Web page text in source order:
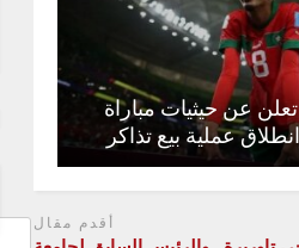
عن حيثيات مباراة
عملية بيع تذاكر
أقدم مقال